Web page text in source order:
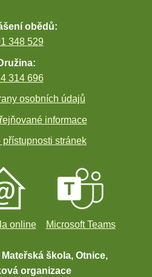
obědů:
348 529
314 696
osobních údajů
informace
přístupnosti stránek
online Microsoft Teams
škola, Otnice,
organizace